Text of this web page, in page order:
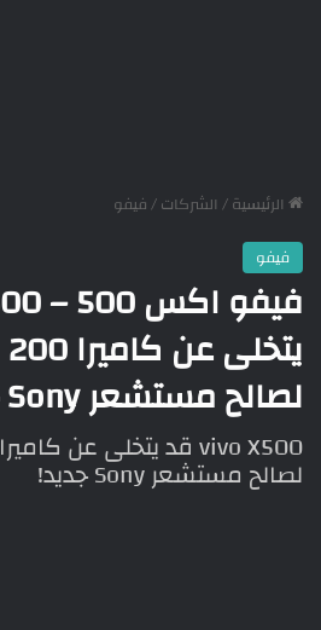
الرئيسية/ الشركات/فيفو
فيفو
لصالح مستشعر Sony جديد!
لصالح مستشعر Sony جديد!